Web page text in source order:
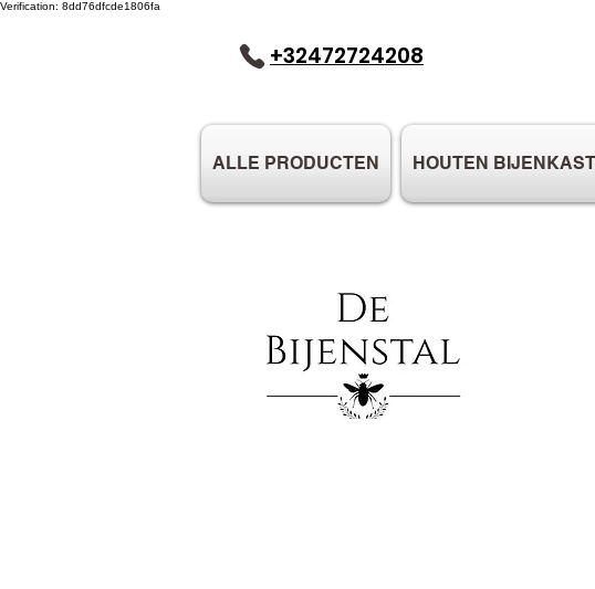
Verification: 8dd76dfcde1806fa
+32472724208
ALLE PRODUCTEN HOUTEN